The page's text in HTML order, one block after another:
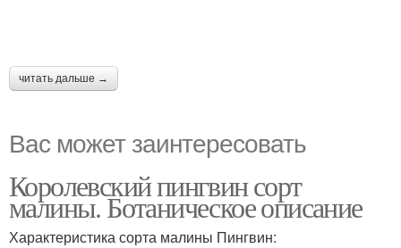
читать дальше →
Вас может заинтересовать
Королевский пингвин сорт
малины. Ботаническое описание
Характеристика сорта малины Пингвин: